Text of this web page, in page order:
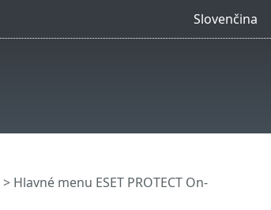
Slovenčina
> Hlavné menu ESET PROTECT On-